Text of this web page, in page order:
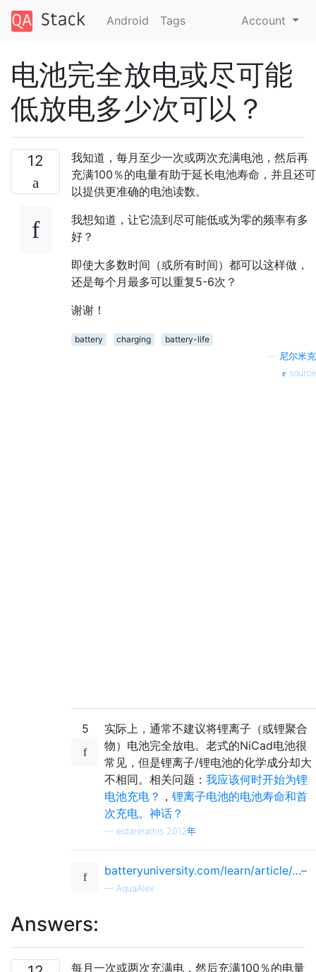
Android Tags Account
电池完全放电或尽可能
低放电多少次可以？
12
我知道，每月至少一次或两次充满电池，然后再
充满100％的电量有助于延长电池寿命，并且还可
以提供更准确的电池读数。
我想知道，让它流到尽可能低或为零的频率有多
好？
即使大多数时间（或所有时间）都可以这样做，
还是每个月最多可以重复5-6次？
谢谢！
battery charging
battery-life
尼尔米克
source
5
实际上，通常不建议将锂离子（或锂聚合
物）电池完全放电。老式的NiCad电池很
常见，但是锂离子/锂电池的化学成分却大
不相同。相关问题： 我应该何时开始为锂
电池充电？ ， 锂离子电池的电池寿命和首
次充电。神话？
eldarerathis 2012年
batteryuniversity.com/learn/article/…–
— AquaAlex
Answers:
每月一次或两次充满电，然后充满100％的电量